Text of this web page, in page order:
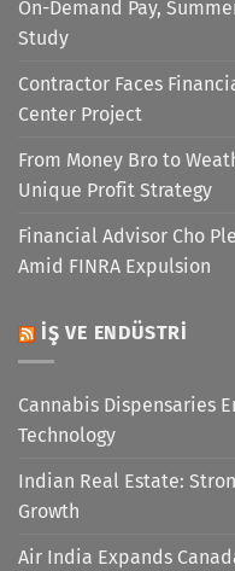
On-Demand Pay,
Study
Contractor Faces
Center Project
From Money Bro to
Unique Profit Strategy
Financial Advisor Cho
Amid FINRA Expulsion
İŞ VE ENDÜSTRI
Cannabis Dispensaries
Technology
Indian Real Estate:
Growth
Air India Expands